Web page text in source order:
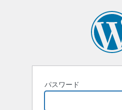
パスワード